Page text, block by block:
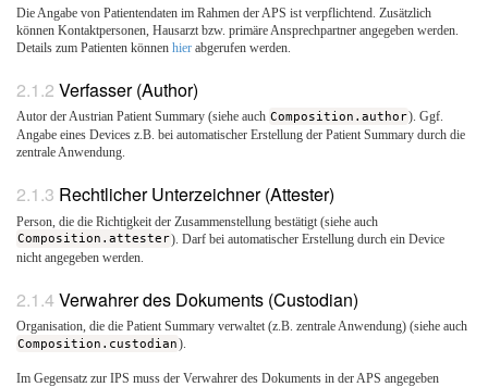
Die Angabe von Patientendaten im Rahmen der APS ist verpflichtend. Zusätzlich
können Kontaktpersonen, Hausarzt bzw. primäre Ansprechpartner angegeben werden.
Details zum Patienten können hier abgerufen werden.
Verfasser (Author)
Autor der Austrian Patient Summary (siehe auch Composition.author). Ggf.
Angabe eines Devices z.B. bei automatischer Erstellung der Patient Summary durch die
zentrale Anwendung.
Rechtlicher Unterzeichner (Attester)
Person, die die Richtigkeit der Zusammenstellung bestätigt (siehe auch
Composition.attester). Darf bei automatischer Erstellung durch ein Device
nicht angegeben werden.
Verwahrer des Dokuments (Custodian)
Organisation, die die Patient Summary verwaltet (z.B. zentrale Anwendung) (siehe auch
Composition.custodian).
Im Gegensatz zur IPS muss der Verwahrer des Dokuments in der APS angegeben